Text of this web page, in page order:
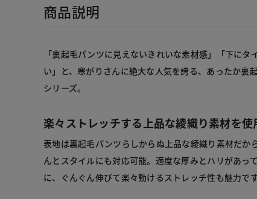
商品説明
「裏起毛パンツに見えないきれいな素材感」「下にタ
い」と、寒がりさんに絶大な人気を誇る、あったか裏
シリーズ。
楽々ストレッチする上品な綾織り素材を使
表地は裏起毛パンツらしからぬ上品な綾織り素材だか
んとスタイルにも対応可能。適度な厚みとハリがあっ
に、ぐんぐん伸びて楽々動けるストレッチ性も魅力です